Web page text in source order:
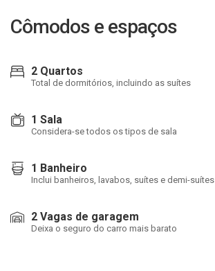
Cômodos e espaços
2 Quartos
Total de dormitórios, incluindo as suítes
1 Sala
Considera-se todos os tipos de sala
1 Banheiro
Inclui banheiros, lavabos, suítes e demi-suítes
2 Vagas de garagem
Deixa o seguro do carro mais barato